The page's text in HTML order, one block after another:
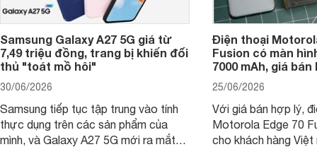
Samsung Galaxy A27 5G giá từ
7,49 triệu đồng, trang bị khiến đối
thủ "toát mồ hôi"
30/06/2026
Samsung tiếp tục tập trung vào tính
thực dụng trên các sản phẩm của
mình, và Galaxy A27 5G mới ra mắt
Điện thoại
Fusion có màn
7000 mAh, giá
25/06/2026
Với giá bán hợp lý,
Motorola Edge 70
cho khách hàng Việt